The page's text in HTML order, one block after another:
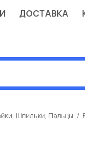
ДОСТАВКА
Шпильки, Пальцы